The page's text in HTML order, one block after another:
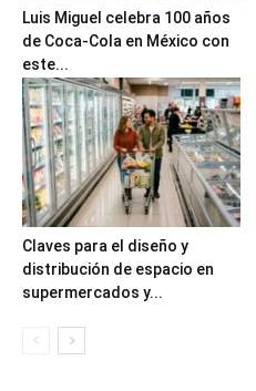
Luis Miguel celebra 100 años
de Coca-Cola en México con
este...
Claves para el diseño y
distribución de espacio en
supermercados y...